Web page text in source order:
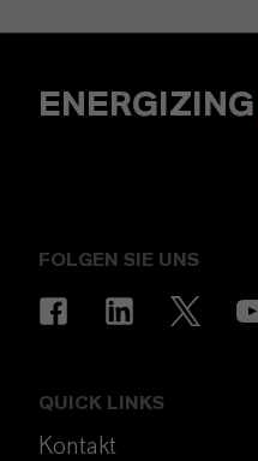
ENERGIZING
FOLGEN SIE UNS
QUICK LINKS
Kontakt